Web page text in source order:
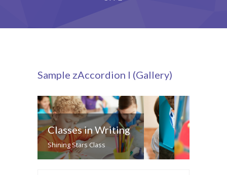
BIP
Kontakt
Sample zAccordion I (Gallery)
Classes in Writing
Shining Stars Class